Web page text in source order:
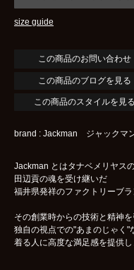
size guide
この商品のブログを見る
この商品のスタイルを見る
brand : Jackman ジャックマ
Jackman とはタナベメリヤス
田辺貢の魂を受け継いだ
福井県発祥のファクトリーブ
その創業時からの技術と精神
独自の視点での"あまのじゃく"
着る人に高度な満足感を提供